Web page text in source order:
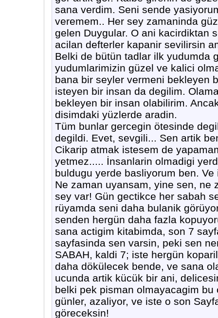
sana verdim. Seni sende
veremem.. Her sey zamaninda
gelen Duygular. O ani kacirdiktan
acilan defterler kapanir sevilirsin
Belki de bütün tadlar ilk yudumda
yudumlarimizin güzel ve kalici
bana bir seyler vermeni bekleyen
isteyen bir insan da degilim.
bekleyen bir insan olabilirim.
disimdaki yüzlerde aradin.
Tüm bunlar gercegin ötesinde
degildi. Evet, sevgili... Sen artik
Cikarip atmak istesem de
yetmez..... İnsanlarin olmadigi
buldugu yerde basliyorum ben.
Ne zaman uyansam, yine sen, ne
sey var! Gün gectikce her sabah
rüyamda seni daha bulanik
senden hergün daha fazla
sana actigim kitabimda, son 7
sayfasinda sen varsin, peki sen
SABAH, kaldi 7; iste hergün
daha dökülecek bende, ve sana
ucunda artik kücük bir ani,
belki pek pisman olmayacagim
günler, azaliyor, ve iste o son
göreceksin!